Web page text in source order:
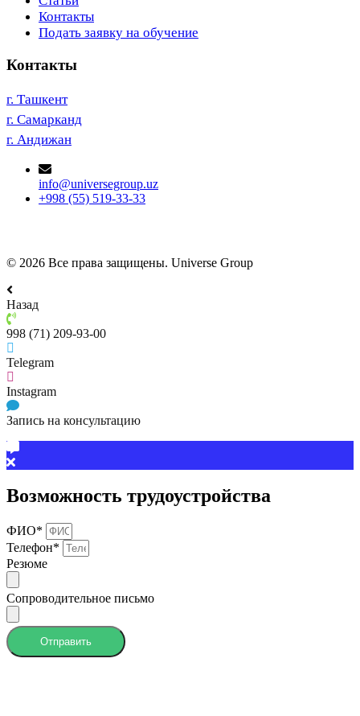
Контакты
Подать заявку на обучение
Контакты
г. Ташкент
г. Самарканд
г. Андижан
info@universegroup.uz
+998 (55) 519-33-33
© 2026 Все права защищены. Universe Group
Назад
998 (71) 209-93-00
Telegram
Instagram
Запись на консультацию
Возможность трудоустройства
ФИО*
Телефон*
Резюме
Сопроводительное письмо
Отправить